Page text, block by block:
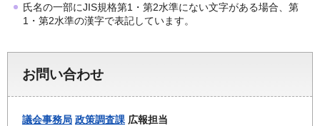
氏名の一部にJIS規格第1・第2水準にない文字がある場合、第
1・第2水準の漢字で表記しています。
お問い合わせ
議会事務局 政策調査課 広報担当